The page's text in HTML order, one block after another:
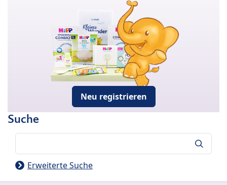
Neu registrieren
Suche
Erweiterte Suche